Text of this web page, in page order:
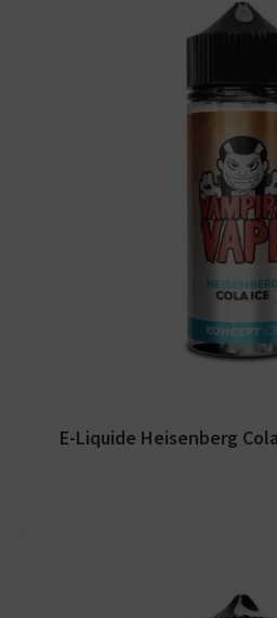
Arômes : baies rouges,
liquide Vampire Vape.
E-Liquide Heisenberg